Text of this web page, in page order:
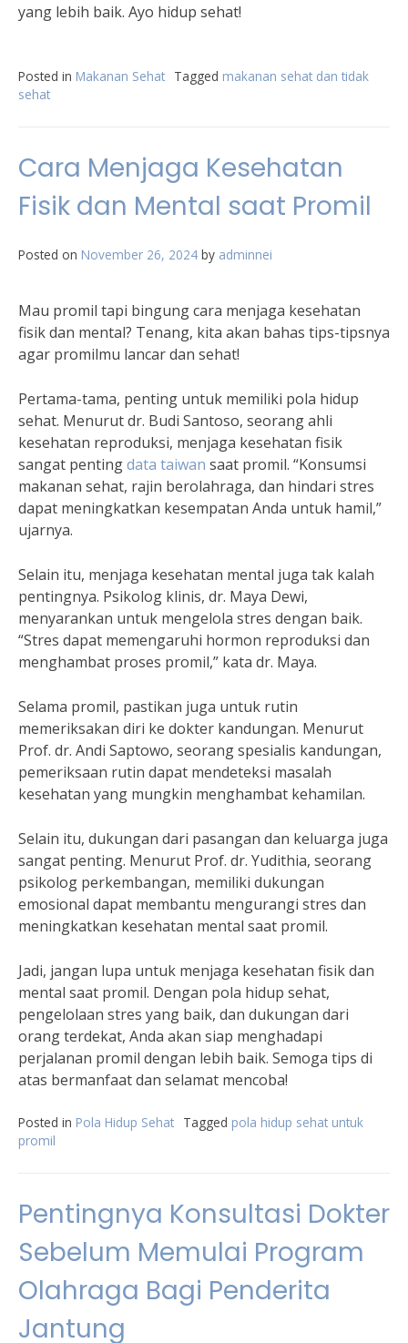
yang lebih baik. Ayo hidup sehat!
Posted in Makanan Sehat Tagged makanan sehat dan tidak
sehat
Cara Menjaga Kesehatan
Fisik dan Mental saat Promil
Posted on November 26, 2024 by adminnei
Mau promil tapi bingung cara menjaga kesehatan
fisik dan mental? Tenang, kita akan bahas tips-tipsnya
agar promilmu lancar dan sehat!
Pertama-tama, penting untuk memiliki pola hidup
sehat. Menurut dr. Budi Santoso, seorang ahli
kesehatan reproduksi, menjaga kesehatan fisik
sangat pentingdata taiwan saat promil. “Konsumsi
makanan sehat, rajin berolahraga, dan hindari stres
dapat meningkatkan kesempatan Anda untuk hamil,”
ujarnya.
Selain itu, menjaga kesehatan mental juga tak kalah
pentingnya. Psikolog klinis, dr. Maya Dewi,
menyarankan untuk mengelola stres dengan baik.
“Stres dapat memengaruhi hormon reproduksi dan
menghambat proses promil,” kata dr. Maya.
Selama promil, pastikan juga untuk rutin
memeriksakan diri ke dokter kandungan. Menurut
Prof. dr. Andi Saptowo, seorang spesialis kandungan,
pemeriksaan rutin dapat mendeteksi masalah
kesehatan yang mungkin menghambat kehamilan.
Selain itu, dukungan dari pasangan dan keluarga juga
sangat penting. Menurut Prof. dr. Yudithia, seorang
psikolog perkembangan, memiliki dukungan
emosional dapat membantu mengurangi stres dan
meningkatkan kesehatan mental saat promil.
Jadi, jangan lupa untuk menjaga kesehatan fisik dan
mental saat promil. Dengan pola hidup sehat,
pengelolaan stres yang baik, dan dukungan dari
orang terdekat, Anda akan siap menghadapi
perjalanan promil dengan lebih baik. Semoga tips di
atas bermanfaat dan selamat mencoba!
Posted in Pola Hidup Sehat Tagged pola hidup sehat untuk
promil
Pentingnya Konsultasi Dokter
Sebelum Memulai Program
Olahraga Bagi Penderita
Jantung